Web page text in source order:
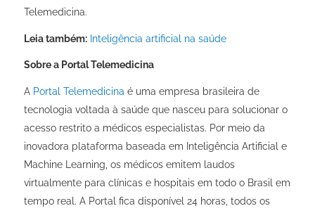
Telemedicina.
Leia também: Inteligência artificial na saúde
Sobre a Portal Telemedicina
A Portal Telemedicina é uma empresa brasileira de
tecnologia voltada à saúde que nasceu para solucionar o
acesso restrito a médicos especialistas. Por meio da
inovadora plataforma baseada em Inteligência Artificial e
Machine Learning, os médicos emitem laudos
virtualmente para clínicas e hospitais em todo o Brasil em
tempo real. A Portal fica disponível 24 horas, todos os